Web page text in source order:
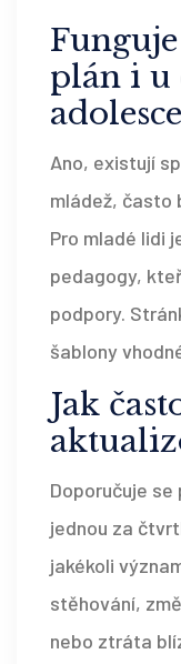
plán i u
Ano, existují
mládež, často
Pro mladé lidi
pedagogy,
podpory.
šablony
Jak
Doporučuje
jednou za
jakékoli
stěhování,
nebo ztráta